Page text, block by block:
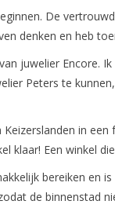
De
denken en heb
juwelier Encore.
Peters te
in
Een winkel
bereiken en
de binnenstad